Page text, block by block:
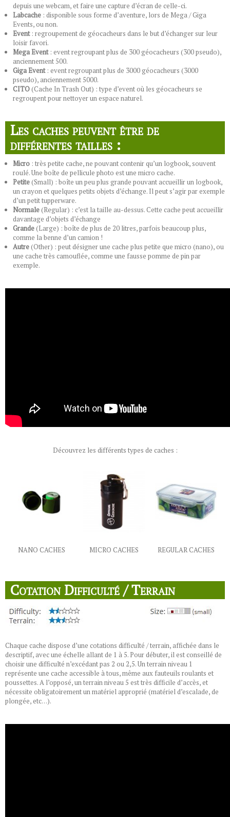
depuis une webcam, et faire une capture d’écran de celle-ci.
Labcache : disponible sous forme d’aventure, lors de Mega / Giga
Events, ou non.
Event : regroupement de géocacheurs dans le but d’échanger sur leur
loisir favori.
Mega Event: event regroupant plus de 300 géocacheurs (300 pseudo),
anciennement 500.
Giga Event: event regroupant plus de 3000 géocacheurs (3000
pseudo), anciennement 5000.
CITO(Cache In Trash Out) : type d’event où les géocacheurs se
regroupent pour nettoyer un espace naturel.
Les caches peuvent être de
différentes tailles :
Micro : très petite cache, ne pouvant contenir qu’un logbook, souvent
roulé. Une boîte de pellicule photo est une micro cache.
Petite(Small) : boîte un peu plus grande pouvant accueillir un logbook,
un crayon et quelques petits objets d’échange. Il peut s’agir par exemple
d’un petit tupperware.
Normale(Regular) : c’est la taille au-dessus. Cette cache peut accueillir
davantage d’objets d’échange
Grande(Large) : boîte de plus de 20 litres, parfois beaucoup plus,
comme la benne d’un camion !
Autre(Other) : peut désigner une cache plus petite que micro (nano), ou
une cache très camouflée, comme une fausse pomme de pin par
exemple.
Découvrez les différents types de caches :
NANO CACHES MICRO CACHES REGULAR CACHES
Cotation Difficulté / Terrain
Chaque cache dispose d’une cotations difficulté / terrain, affichée dans le
descriptif, avec une échelle allant de 1 à 5. Pour débuter, il est conseillé de
choisir une difficulté n’excédant pas 2 ou 2,5. Un terrain niveau 1
représente une cache accessible à tous, même aux fauteuils roulants et
poussettes. A l’opposé, un terrain niveau 5 est très difficile d’accès, et
nécessite obligatoirement un matériel approprié (matériel d’escalade, de
plongée, etc…).